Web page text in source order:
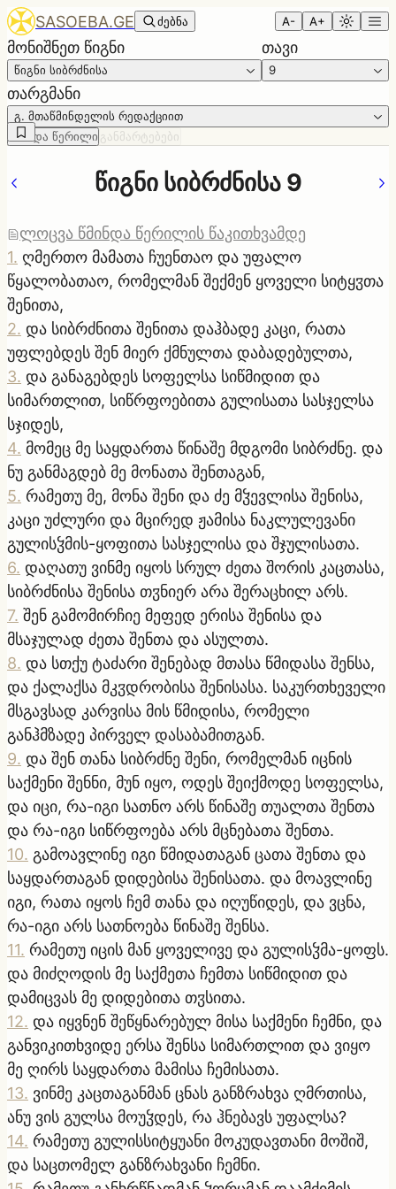
SASOEBA.GE ძებნა A- A+
მონიშნეთ წიგნი
წიგნი სიბრძნისა
თავი
9
თარგმანი
გ. მთაწმინდელის რედაქციით
წმინდა წერილი განმარტებები
წიგნი სიბრძნისა 9
ლოცვა წმინდა წერილის წაკითხვამდე
1. ღმერთო მამათა ჩუენთაო და უფალო
წყალობათაო, რომელმან შექმენ ყოველი სიტყჳთა
შენითა,
2. და სიბრძნითა შენითა დაჰბადე კაცი, რათა
უფლებდეს შენ მიერ ქმნულთა დაბადებულთა,
3. და განაგებდეს სოფელსა სიწმიდით და
სიმართლით, სიწრფოებითა გულისათა სასჯელსა
სჯიდეს,
4. მომეც მე საყდართა წინაშე მდგომი სიბრძნე. და
ნუ განმაგდებ მე მონათა შენთაგან,
5. რამეთუ მე, მონა შენი და ძე მჴევლისა შენისა,
კაცი უძლური და მცირედ ჟამისა ნაკლულევანი
გულისჴმის-ყოფითა სასჯელისა და შჯულისათა.
6. დაღათუ ვინმე იყოს სრულ ძეთა შორის კაცთასა,
სიბრძნისა შენისა თჳნიერ არა შერაცხილ არს.
7. შენ გამომირჩიე მეფედ ერისა შენისა და
მსაჯულად ძეთა შენთა და ასულთა.
8. და სთქუ ტაძარი შენებად მთასა წმიდასა შენსა,
და ქალაქსა მკჳდრობისა შენისასა. საკურთხეველი
მსგავსად კარვისა მის წმიდისა, რომელი
განჰმზადე პირველ დასაბამითგან.
9. და შენ თანა სიბრძნე შენი, რომელმან იცნის
საქმენი შენნი, მუნ იყო, ოდეს შეიქმოდე სოფელსა,
და იცი, რა-იგი სათნო არს წინაშე თუალთა შენთა
და რა-იგი სიწრფოება არს მცნებათა შენთა.
10. გამოავლინე იგი წმიდათაგან ცათა შენთა და
საყდართაგან დიდებისა შენისათა. და მოავლინე
იგი, რათა იყოს ჩემ თანა და იღუწიდეს, და ვცნა,
რა-იგი არს სათნოება წინაშე შენსა.
11. რამეთუ იცის მან ყოველივე და გულისჴმა-ყოფს.
და მიძღოდის მე საქმეთა ჩემთა სიწმიდით და
დამიცვას მე დიდებითა თჳსითა.
12. და იყვნენ შეწყნარებულ მისა საქმენი ჩემნი, და
განვიკითხვიდე ერსა შენსა სიმართლით და ვიყო
მე ღირს საყდართა მამისა ჩემისათა.
13. ვინმე კაცთაგანმან ცნას განზრახვა ღმრთისა,
ანუ ვის გულსა მოუჴდეს, რა ჰნებავს უფალსა?
14. რამეთუ გულისსიტყუანი მოკუდავთანი მოშიშ,
და საცთომელ განზრახვანი ჩემნი.